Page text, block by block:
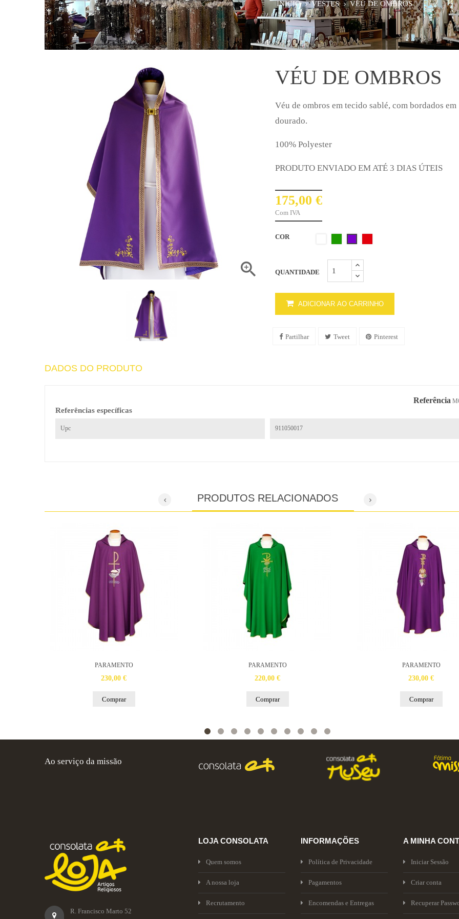
INÍCIO VESTES VÉU DE OMBROS

VÉU DE OMBROS
Véu de ombros em tecido sablé, com bordados em
dourado.
100% Polyester
PRODUTO ENVIADO EM ATÉ 3 DIAS ÚTEIS
175,00 €
Com IVA
COR
QUANTIDADE
ADICIONAR AO CARRINHO
Partilhar Tweet Pinterest
DADOS DO PRODUTO
Referência
Referências específicas
Upc 911050017
PRODUTOS RELACIONADOS
PARAMENTO
230,00 €
Comprar
PARAMENTO
220,00 €
Comprar
PARAMENTO
230,00 €
Comprar
Ao serviço da missão
R. Francisco Marto 52
LOJA CONSOLATA
Quem somos
A nossa loja
Recrutamento
INFORMAÇÕES
Política de Privacidade
Pagamentos
Encomendas e Entregas
A MINHA
Iniciar Sessão
Criar conta
Recuperar